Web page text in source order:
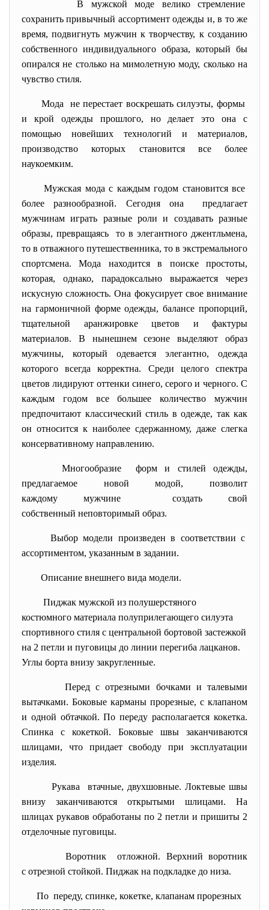
В мужской моде великостремление
сохранить привычный ассортимент одежды и, в то же
время, подвигнуть мужчин к творчеству, к созданию
собственного индивидуального образа, который бы
опирался не столько на мимолетную моду, сколько на
чувство стиля.
Мода не перестает воскрешать силуэты, формы
и крой одежды прошлого, но делает это она с
помощью новейших технологий и материалов,
производство которых становится все более
наукоемким.
Мужская мода с каждым годом становится все
более разнообразной. Сегодня она предлагает
мужчинам играть разные роли и создавать разные
образы, превращаясь то в элегантного джентльмена,
то в отважного путешественника, то в экстремального
спортсмена. Мода находится в поиске простоты,
которая, однако, парадоксально выражается через
искусную сложность. Она фокусирует свое внимание
на гармоничной форме одежды, балансе пропорций,
тщательной аранжировке цветов и фактуры
материалов. В нынешнем сезоне выделяют образ
мужчины, который одевается элегантно, одежда
которого всегда корректна. Среди целого спектра
цветов лидируют оттенки синего, серого и черного. С
каждым годом все большее количество мужчин
предпочитают классический стиль в одежде, так как
он относится к наиболее сдержанному, даже слегка
консервативному направлению.
Многообразие форм и стилей одежды,
предлагаемое новой модой, позволит
каждому мужчине создать свой
собственный неповторимый образ.
Выбор модели произведен в соответствии с
ассортиментом, указанным в задании.
Описание внешнего вида модели.
Пиджак мужской из полушерстяного
костюмного материала полуприлегающего силуэта
спортивного стиля с центральной бортовой застежкой
на 2 петли и пуговицы до линии перегиба лацканов.
Углы борта внизу закругленные.
Перед с отрезными бочками и талевыми
вытачками. Боковые карманы прорезные, с клапаном
и одной обтачкой. По переду располагается кокетка.
Спинка с кокеткой. Боковые швы заканчиваются
шлицами, что придает свободу при эксплуатации
изделия.
Рукава втачные, двухшовные. Локтевые швы
внизу заканчиваются открытыми шлицами. На
шлицах рукавов обработаны по 2 петли и пришиты 2
отделочные пуговицы.
Воротник отложной. Верхний воротник
с отрезной стойкой. Пиджак на подкладке до низа.
По переду, спинке, кокетке, клапанам прорезных